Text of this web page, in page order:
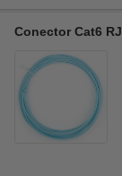
Conector Cat6